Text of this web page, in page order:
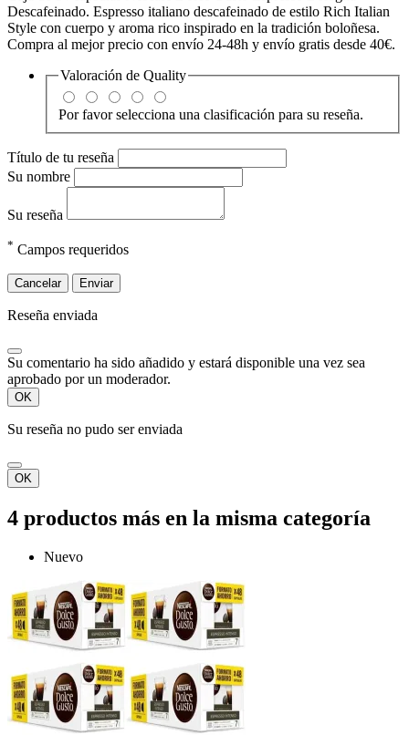
Descafeinado. Espresso italiano descafeinado de estilo Rich Italian
Style con cuerpo y aroma rico inspirado en la tradición boloñesa.
Compra al mejor precio con envío 24-48h y envío gratis desde 40€.
Valoración de Quality
Por favor selecciona una clasificación para su reseña.
Título de tu reseña
Su nombre
Su reseña
* Campos requeridos
Cancelar Enviar
Reseña enviada
Su comentario ha sido añadido y estará disponible una vez sea
aprobado por un moderador.
OK
Su reseña no pudo ser enviada
OK
4 productos más en la misma categoría
Nuevo